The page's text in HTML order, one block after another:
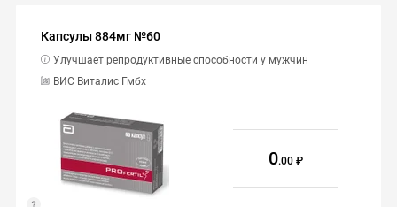
Капсулы 884мг №60
ВИС Виталис Гмбх
Улучшает репродуктивные способности у мужчин
0.00